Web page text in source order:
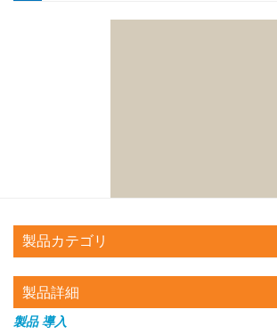
製品カテゴリ
製品詳細
製品導入